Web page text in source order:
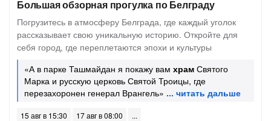
Большая обзорная прогулка по Белграду
Погрузитесь в атмосферу Белграда, где каждый уголок
рассказывает свою уникальную историю. Откройте для
себя город, где переплетаются эпохи и культуры
«А в парке Ташмайдан я покажу вам храм Святого
Марка и русскую церковь Святой Троицы, где
перезахоронен генерал Врангель»
15 авг в 15:30
17 авг в 08:00